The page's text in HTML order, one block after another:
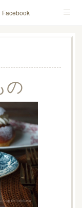
Facebook
Contact
の